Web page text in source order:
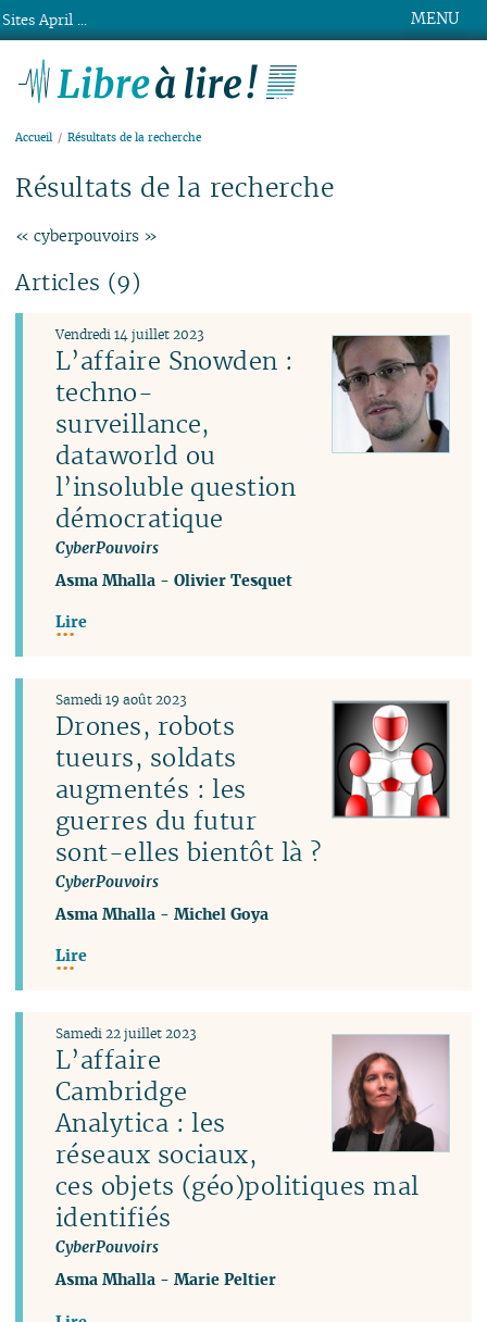
MENU
Accueil Résultats de la recherche
Résultats de la recherche
« cyberpouvoirs »
Articles (9)
L’affaire Snowden :
techno-
surveillance,
dataworld ou
l’insoluble question
démocratique
CyberPouvoirs
Vendredi 14 juillet 2023
Asma Mhalla -Olivier Tesquet
Lire
Drones, robots
tueurs, soldats
augmentés : les
guerres du futur
sont-elles bientôt là ?
CyberPouvoirs
Samedi 19 août 2023
Asma Mhalla -Michel Goya
Lire
L’affaire
Cambridge
Analytica : les
réseaux sociaux,
ces objets (géo)politiques mal
identifiés
CyberPouvoirs
Samedi 22 juillet 2023
Asma Mhalla -Marie Peltier
Sites April ...